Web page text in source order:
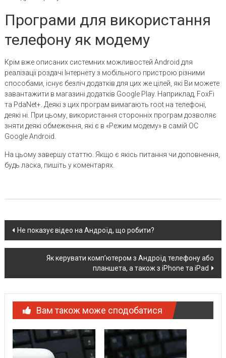
Програми для використання
телефону як модему
Крім вже описаних системних можливостей Android для
реалізації роздачі Інтернету з мобільного пристрою різними
способами, існує безліч додатків для цих же цілей, які Ви можете
завантажити в магазині додатків Google Play. Наприклад, FoxFi
та PdaNet+. Деякі з цих програм вимагають root на телефоні,
деякі ні. При цьому, використання сторонніх програм дозволяє
зняти деякі обмеження, які є в «Режим модему» в самій ОС
Google Android.
На цьому завершу статтю. Якщо є якісь питання чи доповнення,
будь ласка, пишіть у коментарях.
Post
navigation
Не показує відео на Андроїд, що робити?
Як керувати комп’ютером з Андроїд телефону або
планшета, а також з iPhone та iPad
Вам також може сподобатися